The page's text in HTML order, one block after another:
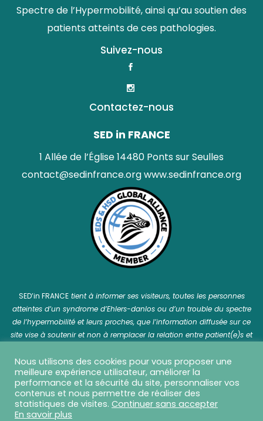
Spectre de l’Hypermobilité, ainsi qu’au soutien des
patients atteints de ces pathologies.
Suivez-nous
Contactez-nous
SED in FRANCE
1 Allée de l’Église 14480 Ponts sur Seulles
contact@sedinfrance.orgwww.sedinfrance.org
SED’in FRANCEtient à informer ses visiteurs, toutes les personnes
atteintes d’un syndrome d’Ehlers-danlos ou d’un trouble du spectre
de l’hypermobilité et leurs proches, que l’information diffusée sur ce
site vise à soutenir et non à remplacer la relation entre patient(e)s et
SED in France © 2026 Tous droits réservés - Réalisation
Nous utilisons des cookies pour vous proposer une
meilleure expérience utilisateur, améliorer la
performance et la sécurité du site, personnaliser vos
contenus et nous permettre de réaliser des
statistiques de visites. Continuer sans accepter
En savoir plus